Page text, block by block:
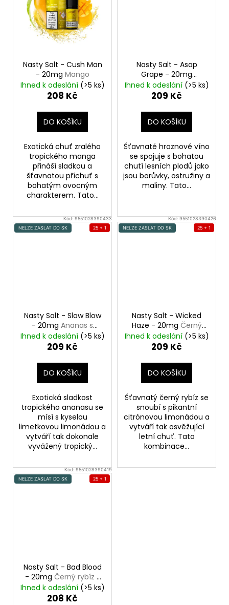
Nasty Salt - Cush Man
- 20mg Mango
Ihned k odeslání (>5 ks)
208 Kč
DO KOŠÍKU
Exotická chuť zralého
tropického manga
přináší sladkou a
šťavnatou příchuť s
bohatým ovocným
charakterem. Tato...
Nasty Salt - Asap
Grape - 20mg
Hroznové víno s
lesními plody
Ihned k odeslání (>5 ks)
209 Kč
DO KOŠÍKU
Šťavnaté hroznové víno
se spojuje s bohatou
chutí lesních plodů jako
jsou borůvky, ostružiny a
maliny. Tato...
Kód:9551028390433
NELZE ZASLAT DO SK
25 + 1
Nasty Salt - Slow Blow
- 20mg Ananas s
limetkovou limonádou
Ihned k odeslání (>5 ks)
209 Kč
DO KOŠÍKU
Exotická sladkost
tropického ananasu se
mísí s kyselou
limetkovou limonádou a
vytváří tak dokonale
vyvážený tropický...
Kód:9551028390426
NELZE ZASLAT DO SK
25 + 1
Nasty Salt - Wicked
Haze - 20mg Černý
rybíz s citrónem
Ihned k odeslání (>5 ks)
209 Kč
DO KOŠÍKU
Šťavnatý černý rybíz se
snoubí s pikantní
citrónovou limonádou a
vytváří tak osvěžující
letní chuť. Tato
kombinace...
Kód: 9551028390419
NELZE ZASLAT DO SK
25 + 1
Nasty Salt - Bad Blood
- 20mg Černý rybíz s
mátou
Ihned k odeslání (>5 ks)
208 Kč